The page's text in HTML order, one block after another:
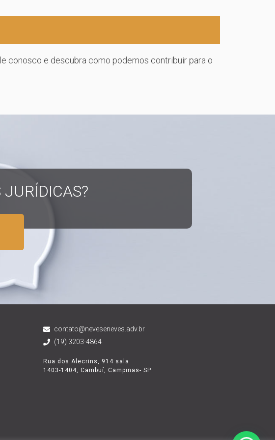
conosco e descubra como podemos contribuir para o
JURÍDICAS?
contato@neveseneves.adv.br
(19) 3203-4864
Rua dos Alecrins, 914 sala
1403-1404, Cambuí, Campinas- SP